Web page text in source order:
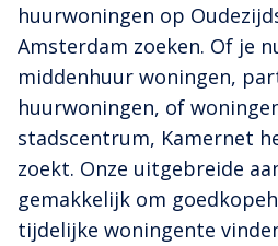
huurwoningen op
Amsterdam zoeken. Of je
middenhuur woningen,
huurwoningen, of
stadscentrum, Kamernet
zoekt. Onze uitgebreide
gemakkelijk om
tijdelijke woningente